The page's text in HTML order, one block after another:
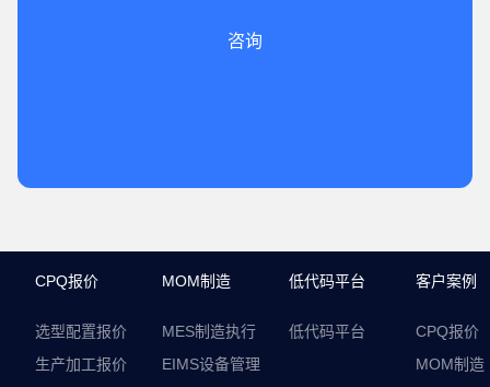
咨询
CPQ报价
选型配置报价
生产加工报价
MOM制造
MES制造执行
EIMS设备管理
低代码平台
低代码平台
客户案例
CPQ报价
MOM制造